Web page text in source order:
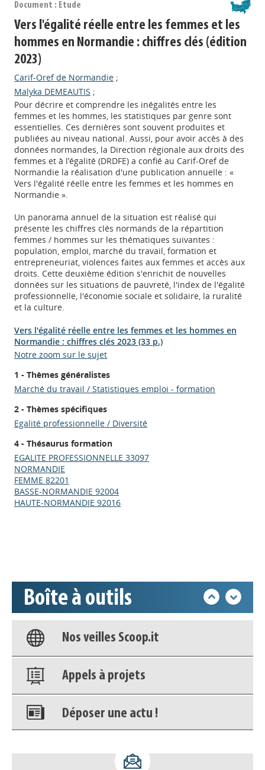
Document : Etude
Vers l'égalité réelle entre les femmes et les
hommes en Normandie : chiffres clés (édition
2023)
Carif-Oref de Normandie ;
Malyka DEMEAUTIS ;
Pour décrire et comprendre les inégalités entre les
femmes et les hommes, les statistiques par genre sont
essentielles. Ces dernières sont souvent produites et
publiées au niveau national. Aussi, pour avoir accès à des
données normandes, la Direction régionale aux droits des
femmes et à l’égalité (DRDFE) a confié au Carif-Oref de
Normandie la réalisation d'une publication annuelle : «
Vers l'égalité réelle entre les femmes et les hommes en
Normandie ».
Un panorama annuel de la situation est réalisé qui
présente les chiffres clés normands de la répartition
femmes / hommes sur les thématiques suivantes :
population, emploi, marché du travail, formation et
entrepreneuriat, violences faites aux femmes et accès aux
droits. Cette deuxième édition s'enrichit de nouvelles
données sur les situations de pauvreté, l'index de l'égalité
professionnelle, l'économie sociale et solidaire, la ruralité
et la culture.
Vers l'égalité réelle entre les femmes et les hommes en
Normandie : chiffres clés 2023 (33 p.)
Notre zoom sur le sujet
1 - Thèmes généralistes
Marché du travail / Statistiques emploi - formation
2 - Thèmes spécifiques
Egalité professionnelle / Diversité
4 - Thésaurus formation
EGALITE PROFESSIONNELLE 33097
NORMANDIE
FEMME 82201
BASSE-NORMANDIE 92004
HAUTE-NORMANDIE 92016
Boîte à outils
Appels à projets
Base documentaire
Nos veilles Scoop.it
Appels à projets
Déposer une actu !
déconnecter)